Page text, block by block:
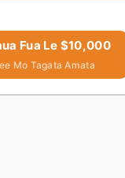
Fua Le $10,000
Mo Tagata Amata